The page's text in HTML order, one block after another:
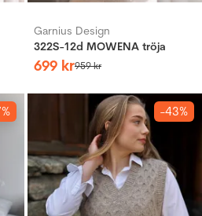
Garnius Design
322S-12d MOWENA tröja
699 kr959kr
-43%